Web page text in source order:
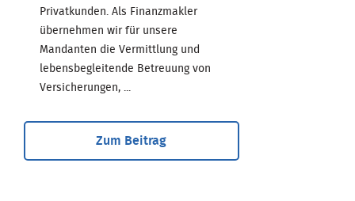
Privatkunden. Als Finanzmakler
übernehmen wir für unsere
Mandanten die Vermittlung und
lebensbegleitende Betreuung von
Versicherungen, ...
Zum Beitrag